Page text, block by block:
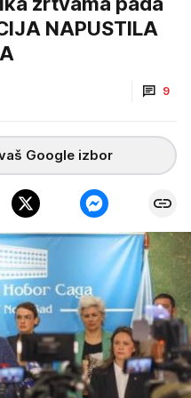
NAPUSTILA
9
Google izbor